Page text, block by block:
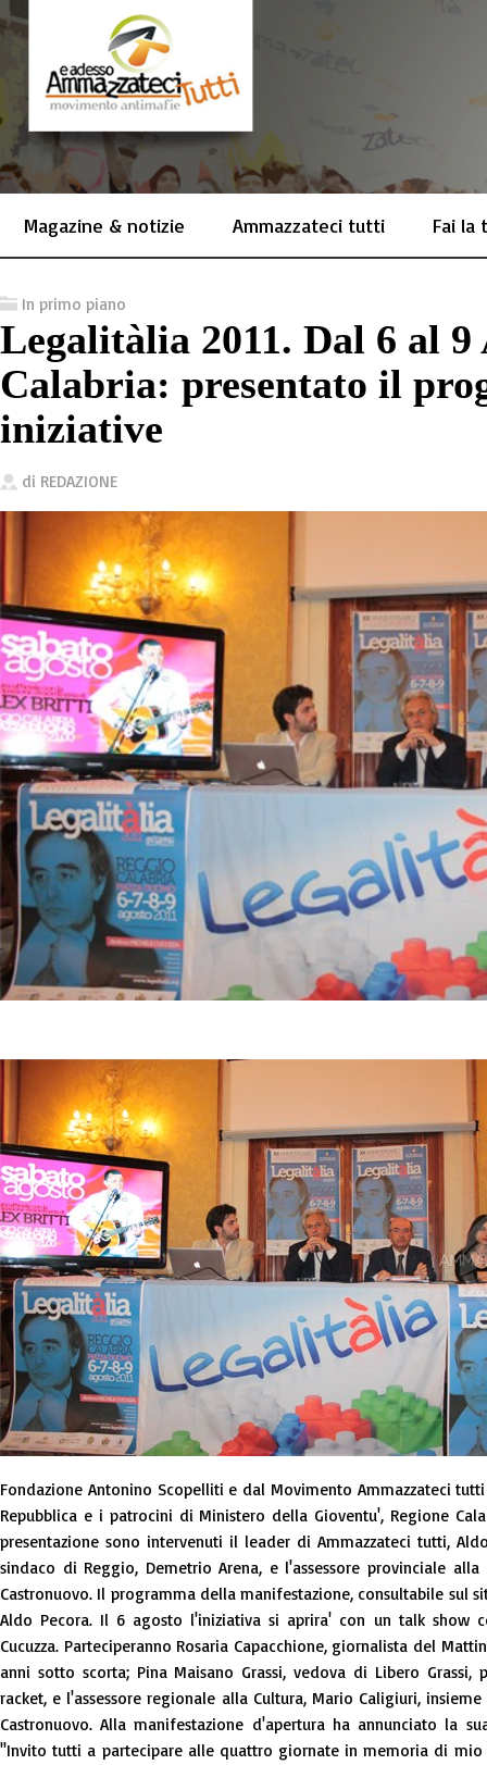
Magazine & notizie Ammazzateci tutti Fai la
In primo piano
Legalitàlia 2011. Dal 6 al 9
Calabria: presentato il
iniziative
di REDAZIONE
Fondazione Antonino Scopelliti e dal Movimento Ammazzateci
Repubblica e i patrocini di Ministero della Gioventu', Regione
presentazione sono intervenuti il leader di Ammazzateci tutti,
sindaco di Reggio, Demetrio Arena, e l'assessore provinciale
Castronuovo. Il programma della manifestazione, consultabile sul
Aldo Pecora. Il 6 agosto l'iniziativa si aprira' con un talk show
Cucuzza. Parteciperanno Rosaria Capacchione, giornalista del
anni sotto scorta; Pina Maisano Grassi, vedova di Libero
racket, e l'assessore regionale alla Cultura, Mario Caligiuri,
Castronuovo. Alla manifestazione d'apertura ha annunciato la
''Invito tutti a partecipare alle quattro giornate in memoria di